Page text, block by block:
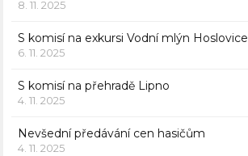
8. 11. 2025
S komisí na exkursi Vodní mlýn Hoslovice
6. 11. 2025
S komisí na přehradě Lipno
4. 11. 2025
Nevšední předávání cen hasičům
4. 11. 2025